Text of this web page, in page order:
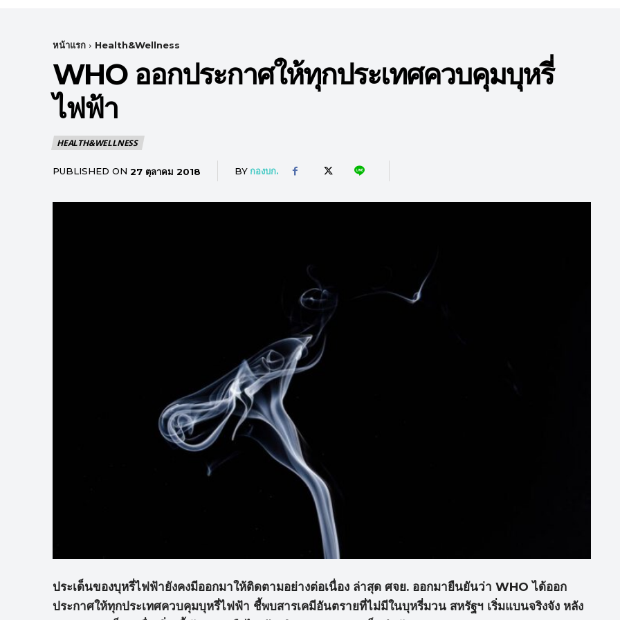
หน้าแรก Health&Wellness
WHO ออกประกาศให้ทุกประเทศควบคุมบุหรี่
ไฟฟ้า
HEALTH&WELLNESS
PUBLISHED ON 27 ตุลาคม 2018 BY กองบก.
ประเด็นของบุหรี่ไฟฟ้ายังคงมีออกมาให้ติดตามอย่างต่อเนื่อง ล่าสุด ศจย. ออกมายืนยันว่า WHOได้ออก
ประกาศให้ทุกประเทศควบคุมบุหรี่ไฟฟ้า ชี้พบสารเคมีอันตรายที่ไม่มีในบุหรี่มวน สหรัฐฯ เริ่มแบนจริงจัง หลัง